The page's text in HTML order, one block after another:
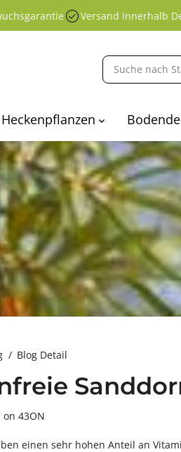
Versand innerhalb
Heckenpflanzen
Blog Detail
on 43ON
einen sehr hohen Anteil an